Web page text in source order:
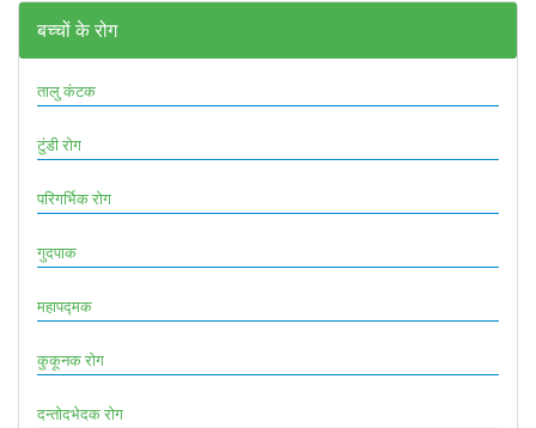
बच्चों के रोग
तालु कंटक
टुंडी रोग
परिगर्भिक रोग
गुदपाक
महापद्मक
कुकूनक रोग
दन्तोदभेदक रोग